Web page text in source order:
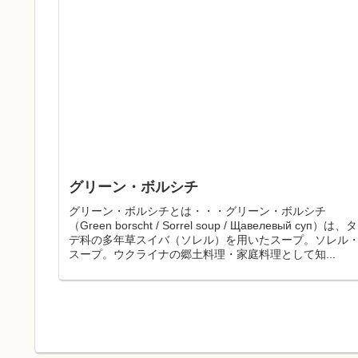
グリーン・ボルシチ
グリーン・ボルシチとは・・・グリーン・ボルシチ
（Green borscht / Sorrel soup / Щавелевый суп）は、タ
デ科の多年草スイバ（ソレル）を用いたスープ。ソレル
スープ。ウクライナの郷土料理・家庭料理として知...